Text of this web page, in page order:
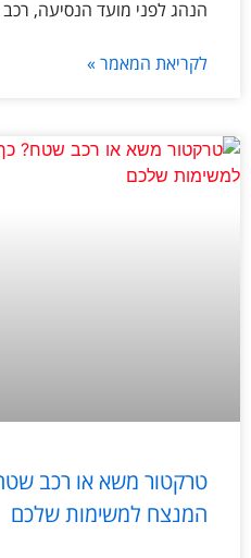
הנהג לפני מועד הנסיעה,
לקריאת המאמר »
טרקטור משא או רכב
המנצח למשימות שלכם